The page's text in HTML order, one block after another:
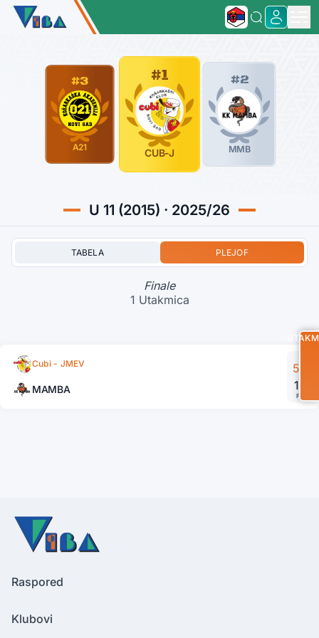
#3
A21
#1
CUB-J
#2
MMB
U 11 (2015) · 2025/26
TABELA PLEJOF
Finale
1 Utakmica
Cubi - JMEV
MAMBA
50
17
FT
Raspored
Klubovi